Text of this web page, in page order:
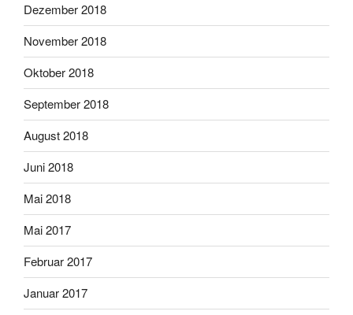
Dezember 2018
November 2018
Oktober 2018
September 2018
August 2018
Juni 2018
Mai 2018
Mai 2017
Februar 2017
Januar 2017